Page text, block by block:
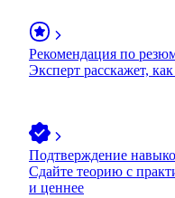
Рекомендация по
Эксперт расскажет,
Подтверждение
Сдайте теорию с
и ценнее